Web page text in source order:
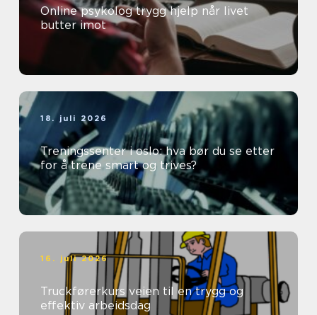
Online psykolog trygg hjelp når livet
butter imot
18. juli 2026
Treningssenter i oslo: hva bør du se etter
for å trene smart og trives?
16. juli 2026
Truckførerkurs veien til en trygg og
effektiv arbeidsdag